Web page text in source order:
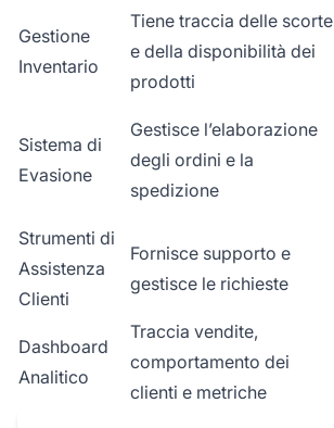
Gestione
Inventario
Tiene traccia delle scorte
e della disponibilità dei
prodotti
Sistema di
Evasione
Gestisce l’elaborazione
degli ordini e la
spedizione
Strumenti di
Assistenza
Clienti
Fornisce supporto e
gestisce le richieste
Dashboard
Analitico
Traccia vendite,
comportamento dei
clienti e metriche